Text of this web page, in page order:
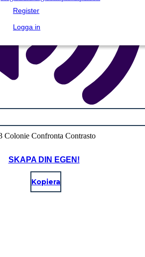
Register
Logga in
SKAPA DIN EGEN!
Kopiera